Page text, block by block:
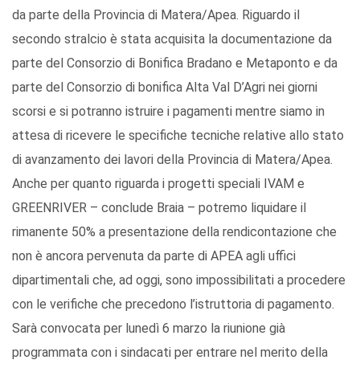
da parte della Provincia di Matera/Apea. Riguardo il
secondo stralcio è stata acquisita la documentazione da
parte del Consorzio di Bonifica Bradano e Metaponto e da
parte del Consorzio di bonifica Alta Val D’Agri nei giorni
scorsi e si potranno istruire i pagamenti mentre siamo in
attesa di ricevere le specifiche tecniche relative allo stato
di avanzamento dei lavori della Provincia di Matera/Apea.
Anche per quanto riguarda i progetti speciali IVAM e
GREENRIVER – conclude Braia – potremo liquidare il
rimanente 50% a presentazione della rendicontazione che
non è ancora pervenuta da parte di APEA agli uffici
dipartimentali che, ad oggi, sono impossibilitati a procedere
con le verifiche che precedono l’istruttoria di pagamento.
Sarà convocata per lunedì 6 marzo la riunione già
programmata con i sindacati per entrare nel merito della